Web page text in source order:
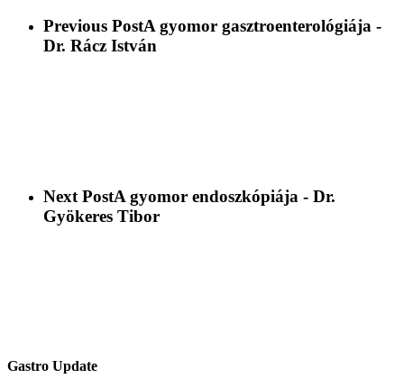
Previous PostA gyomor gasztroenterológiája -
Dr. Rácz István
Next PostA gyomor endoszkópiája - Dr.
Gyökeres Tibor
Gastro Update